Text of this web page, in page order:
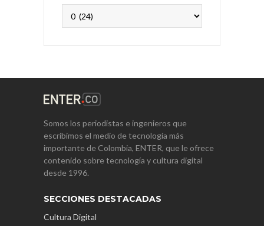
Somos los periodistas e ingenieros que
escribimos el medio de tecnología más
importante de Colombia, ENTER, que le ofrece
contenido sobre tecnología y cultura digital
desde 1996.
SECCIONES DESTACADAS
Cultura Digital